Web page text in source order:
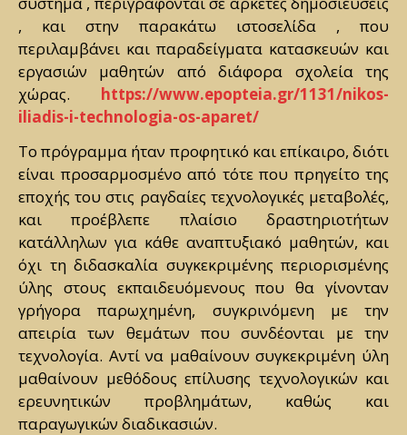
, και στην παρακάτω ιστοσελίδα , που
περιλαμβάνει και παραδείγματα κατασκευών και
εργασιών μαθητών από διάφορα σχολεία της
χώρας. https://www.epopteia.gr/1131/nikos-
iliadis-i-technologia-os-aparet/
Το πρόγραμμα ήταν προφητικό και επίκαιρο, διότι
είναι προσαρμοσμένο από τότε που πρηγείτο της
εποχής του στις ραγδαίες τεχνολογικές μεταβολές,
και προέβλεπε πλαίσιο δραστηριοτήτων
κατάλληλων για κάθε αναπτυξιακό μαθητών, και
όχι τη διδασκαλία συγκεκριμένης περιορισμένης
ύλης στους εκπαιδευόμενους που θα γίνονταν
γρήγορα παρωχημένη, συγκρινόμενη με την
απειρία των θεμάτων που συνδέονται με την
τεχνολογία. Αντί να μαθαίνουν συγκεκριμένη ύλη
μαθαίνουν μεθόδους επίλυσης τεχνολογικών και
ερευνητικών προβλημάτων, καθώς και
παραγωγικών διαδικασιών.